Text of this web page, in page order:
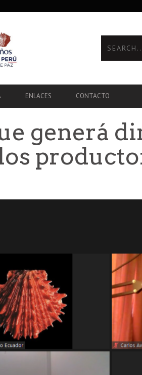
ENLACES CONTACTO
generá